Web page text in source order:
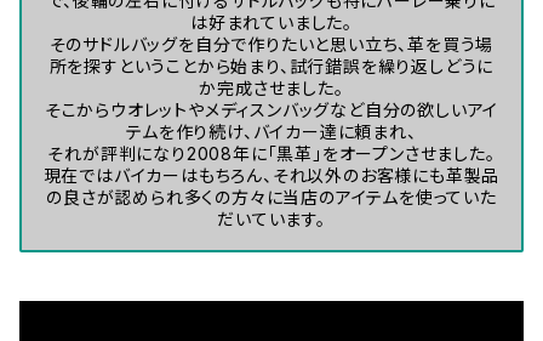
は好まれていました。
そのサドルバッグを自分で作りたいと思い立ち、革を買う場
所を探すということから始まり、試行錯誤を繰り返しどうに
か完成させました。
そこからウオレットやメディスンバッグなど自分の欲しいアイ
テムを作り続け、バイカー達に頼まれ、
それが評判になり2008年に「黒革」をオープンさせました。
現在ではバイカーはもちろん、それ以外のお客様にも革製品
の良さが認められ多くの方々に当店のアイテムを使っていた
だいています。